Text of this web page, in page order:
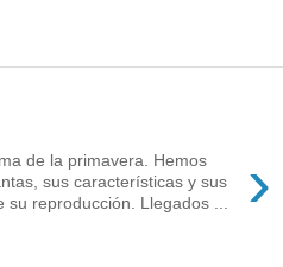
›
de la primavera. Hemos
sus características y sus
su reproducción. Llegados ...